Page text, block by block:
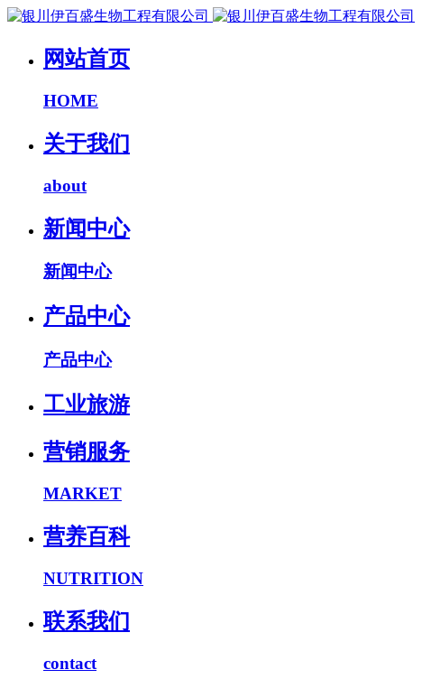
网站首页
HOME
关于我们
about
新闻中心
新闻中心
产品中心
产品中心
工业旅游
营销服务
MARKET
营养百科
NUTRITION
联系我们
contact